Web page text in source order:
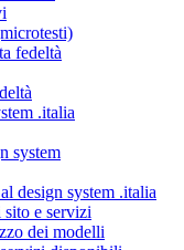
fedeltà
.italia
system
design system .italia
e servizi
dei modelli